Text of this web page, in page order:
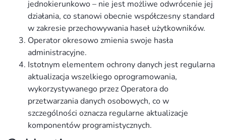
jednokierunkowo – nie jest możliwe odwrócenie jej
działania, co stanowi obecnie współczesny standard
w zakresie przechowywania haseł użytkowników.
Operator okresowo zmienia swoje hasła
administracyjne.
Istotnym elementem ochrony danych jest regularna
aktualizacja wszelkiego oprogramowania,
wykorzystywanego przez Operatora do
przetwarzania danych osobowych, co w
szczególności oznacza regularne aktualizacje
komponentów programistycznych.